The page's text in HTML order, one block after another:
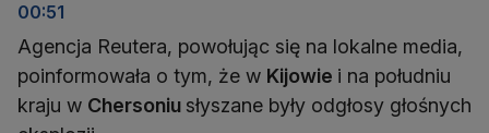
00:51
Agencja Reutera, powołując się na lokalne media,
poinformowała o tym, że w Kijowie i na południu
kraju w Chersoniu słyszane były odgłosy głośnych